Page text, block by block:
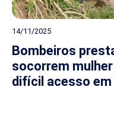
14/11/2025
Bombeiros
socorrem
difícil acesso em